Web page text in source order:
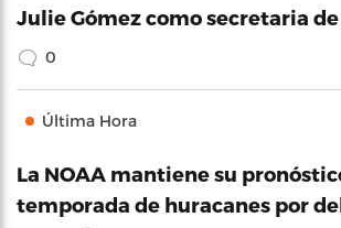
Julie Gómez como secretaria
0
Última Hora
La NOAA mantiene su
temporada de huracanes por